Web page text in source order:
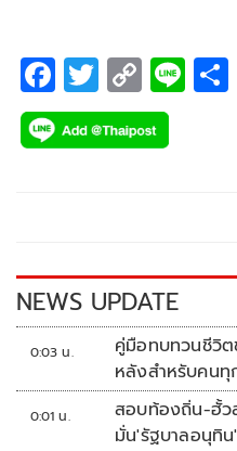
F
ac
e
k
T
wi
tt
C
o
p
k
Li
NEWS UPDATE
0:03 น.
คู่มือทบทวนชีวิต
หลังสำหรับคนทุ
0:01 น.
สอบท้องถิ่น-ฮั้ว
มั่น'รัฐบาลอนุทิน'